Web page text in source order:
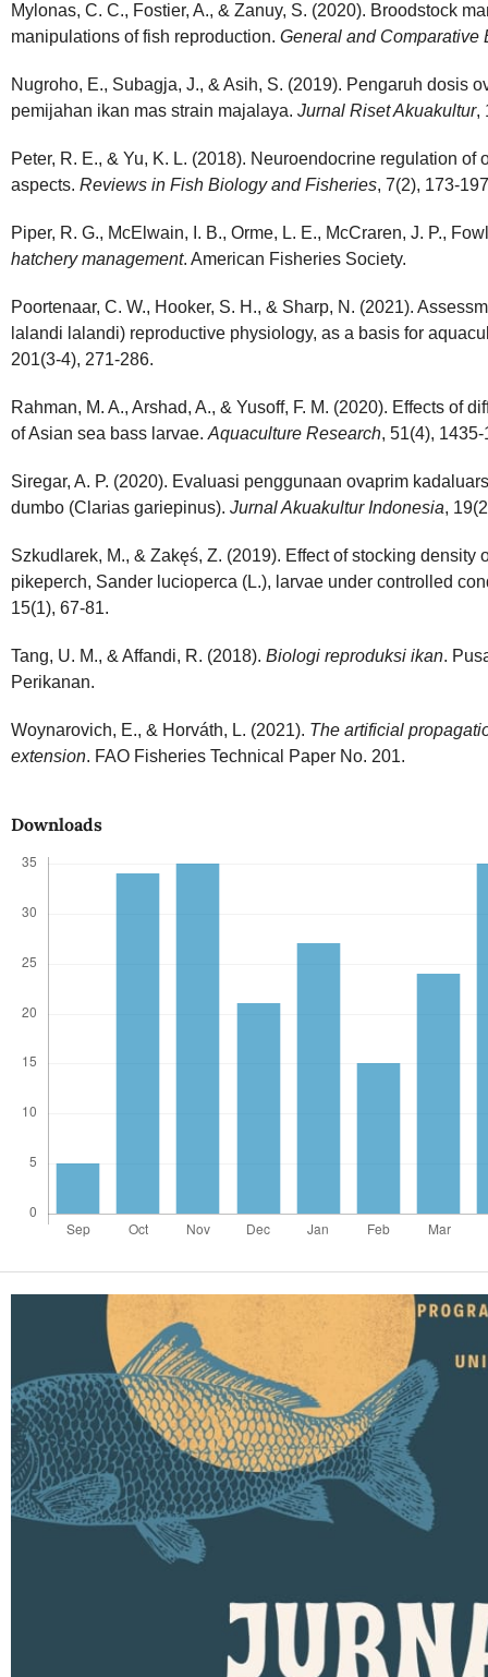
Mylonas, C. C., Fostier, A., & Zanuy, S. (2020). Broodstock
manipulations of fish reproduction. General and Comparative
Nugroho, E., Subagja, J., & Asih, S. (2019). Pengaruh dosis
pemijahan ikan mas strain majalaya. Jurnal Riset Akuakultur,
Peter, R. E., & Yu, K. L. (2018). Neuroendocrine regulation
aspects. Reviews in Fish Biology and Fisheries, 7(2), 173-
Piper, R. G., McElwain, I. B., Orme, L. E., McCraren, J. P.,
hatchery management. American Fisheries Society.
Poortenaar, C. W., Hooker, S. H., & Sharp, N. (2021).
lalandi lalandi) reproductive physiology, as a basis for
201(3-4), 271-286.
Rahman, M. A., Arshad, A., & Yusoff, F. M. (2020). Effects of
of Asian sea bass larvae. Aquaculture Research, 51(4), 1435-
Siregar, A. P. (2020). Evaluasi penggunaan ovaprim
dumbo (Clarias gariepinus). Jurnal Akuakultur Indonesia,
Szkudlarek, M., & Zakęś, Z. (2019). Effect of stocking density
pikeperch, Sander lucioperca (L.), larvae under controlled
15(1), 67-81.
Tang, U. M., & Affandi, R. (2018). Biologi reproduksi ikan.
Perikanan.
Woynarovich, E., & Horváth, L. (2021). The artificial
extension. FAO Fisheries Technical Paper No. 201.
Downloads